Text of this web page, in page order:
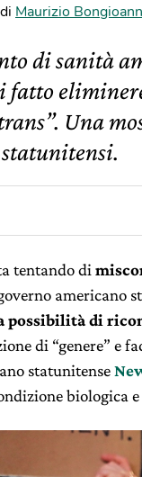
di Maurizio
di sanità
fatto
Una
tentando di
americano
possibilità di
di “genere” e
statunitense
biologica